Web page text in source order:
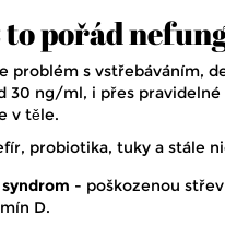
to pořád
problém s vstřebáváním,
30 ng/ml, i přes
v těle.
probiotika, tuky a stále
- poškozenou
D.